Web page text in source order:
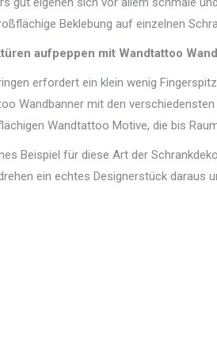
Beklebung auf einzelnen
aufpeppen mit Wandtattoo
erfordert ein klein wenig
Wandbanner mit den
Wandtattoo Motive, die bis
Beispiel für diese Art der
ein echtes Designerstück daraus